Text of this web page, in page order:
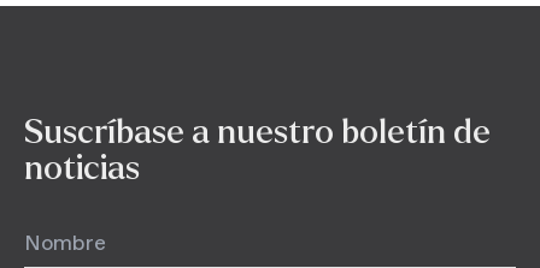
Suscríbase a nuestro boletín de
noticias